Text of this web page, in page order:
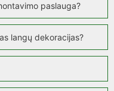
paslauga?
langų dekoracijas?